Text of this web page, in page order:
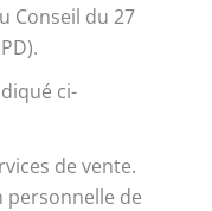
Conseil du 27
ci-
de vente.
personnelle de